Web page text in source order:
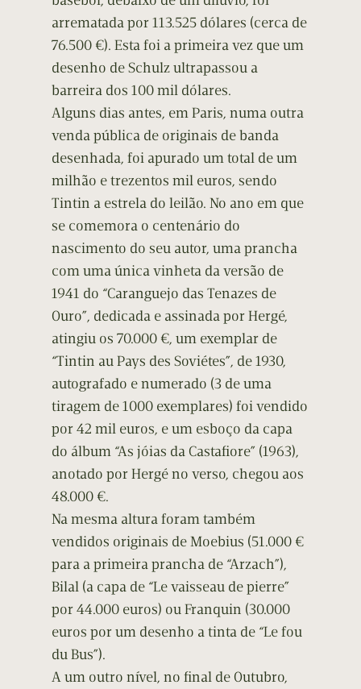
arrematada por 113.525 dólares (cerca de
76.500 €). Esta foi a primeira vez que um
desenho de Schulz ultrapassou a
barreira dos 100 mil dólares.
Alguns dias antes, em Paris, numa outra
venda pública de originais de banda
desenhada, foi apurado um total de um
milhão e trezentos mil euros, sendo
Tintin a estrela do leilão. No ano em que
se comemora o centenário do
nascimento do seu autor, uma prancha
com uma única vinheta da versão de
1941 do “Caranguejo das Tenazes de
Ouro”, dedicada e assinada por Hergé,
atingiu os 70.000 €, um exemplar de
“Tintin au Pays des Soviétes”, de 1930,
autografado e numerado (3 de uma
tiragem de 1000 exemplares) foi vendido
por 42 mil euros, e um esboço da capa
do álbum “As jóias da Castafiore” (1963),
anotado por Hergé no verso, chegou aos
48.000 €.
Na mesma altura foram também
vendidos originais de Moebius (51.000 €
para a primeira prancha de “Arzach”),
Bilal (a capa de “Le vaisseau de pierre”
por 44.000 euros) ou Franquin (30.000
euros por um desenho a tinta de “Le fou
du Bus”).
A um outro nível, no final de Outubro,